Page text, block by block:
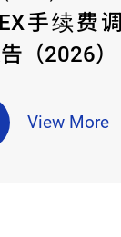
手续费调
（2026）
View More